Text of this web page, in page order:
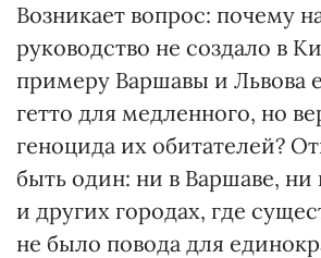
Возникает вопрос: почему
руководство не создало в
примеру Варшавы и Львова
гетто для медленного, но
геноцида их обитателей?
быть один: ни в Варшаве, ни
и других городах, где
не было повода для